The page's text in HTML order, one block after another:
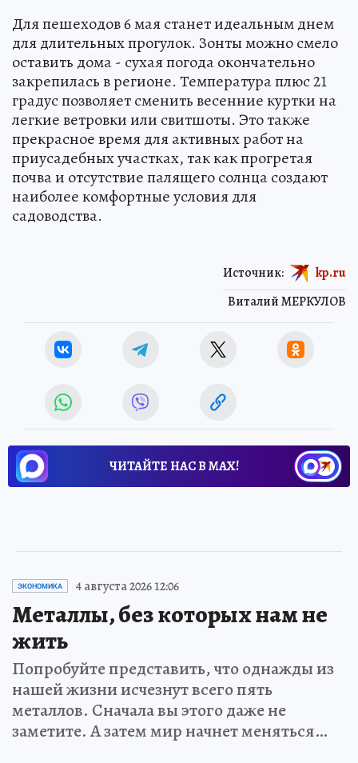
Для пешеходов 6 мая станет идеальным днем
для длительных прогулок. Зонты можно смело
оставить дома - сухая погода окончательно
закрепилась в регионе. Температура плюс 21
градус позволяет сменить весенние куртки на
легкие ветровки или свитшоты. Это также
прекрасное время для активных работ на
приусадебных участках, так как прогретая
почва и отсутствие палящего солнца создают
наиболее комфортные условия для
садоводства.
Виталий МЕРКУЛОВ
Источник: kp.ru
ЧИТАЙТЕ НАС В МАХ!
ЭКОНОМИКА 4 августа 2026 12:06
Металлы, без которых нам не
жить
Попробуйте представить, что однажды из
нашей жизни исчезнут всего пять
металлов. Сначала вы этого даже не
заметите. А затем мир начнет меняться…